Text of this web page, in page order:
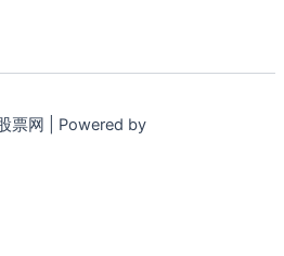
票网 | Powered by